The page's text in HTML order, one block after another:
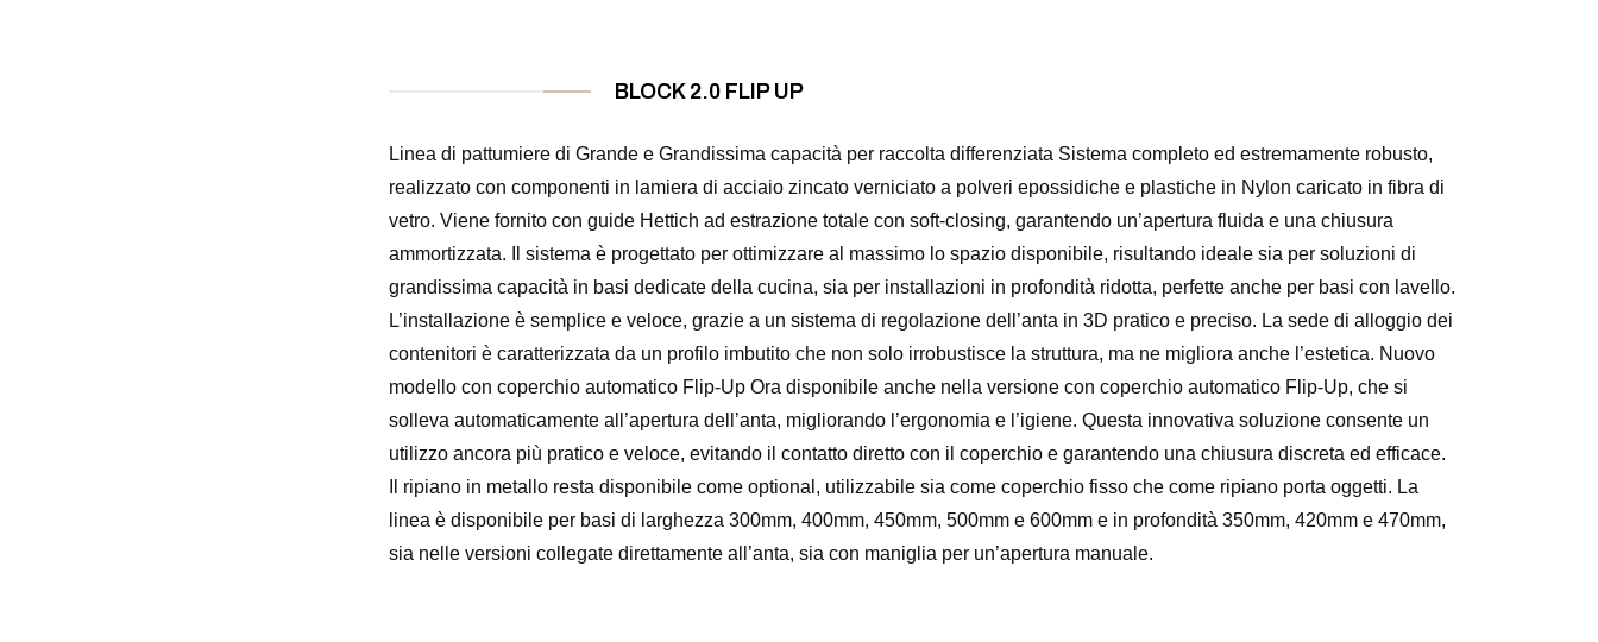
BLOCK 2.0 FLIP UP
Linea di pattumiere di Grande e Grandissima capacità per raccolta differenziata Sistema completo ed estremamente robusto,
realizzato con componenti in lamiera di acciaio zincato verniciato a polveri epossidiche e plastiche in Nylon caricato in fibra di
vetro. Viene fornito con guide Hettich ad estrazione totale con soft-closing, garantendo un’apertura fluida e una chiusura
ammortizzata. Il sistema è progettato per ottimizzare al massimo lo spazio disponibile, risultando ideale sia per soluzioni di
grandissima capacità in basi dedicate della cucina, sia per installazioni in profondità ridotta, perfette anche per basi con lavello.
L’installazione è semplice e veloce, grazie a un sistema di regolazione dell’anta in 3D pratico e preciso. La sede di alloggio dei
contenitori è caratterizzata da un profilo imbutito che non solo irrobustisce la struttura, ma ne migliora anche l’estetica. Nuovo
modello con coperchio automatico Flip-Up Ora disponibile anche nella versione con coperchio automatico Flip-Up, che si
solleva automaticamente all’apertura dell’anta, migliorando l’ergonomia e l’igiene. Questa innovativa soluzione consente un
utilizzo ancora più pratico e veloce, evitando il contatto diretto con il coperchio e garantendo una chiusura discreta ed efficace.
Il ripiano in metallo resta disponibile come optional, utilizzabile sia come coperchio fisso che come ripiano porta oggetti. La
linea è disponibile per basi di larghezza 300mm, 400mm, 450mm, 500mm e 600mm e in profondità 350mm, 420mm e 470mm,
sia nelle versioni collegate direttamente all’anta, sia con maniglia per un’apertura manuale.